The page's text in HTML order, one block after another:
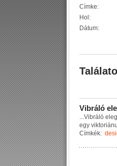
Címke:
Hol:
Dátum:
Vibráló ele
...Vibrá ó e eg
egy vi ktoriánu
Címkék: